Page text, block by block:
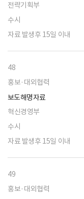
전략기획부
수시
자료 발생후 15일 이내
48
홍보·대외협력
보도해명자료
혁신경영부
수시
자료 발생후 15일 이내
49
홍보·대외협력